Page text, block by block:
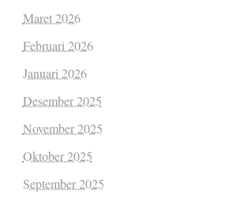
Maret 2026
Februari 2026
Januari 2026
Desember 2025
November 2025
Oktober 2025
September 2025